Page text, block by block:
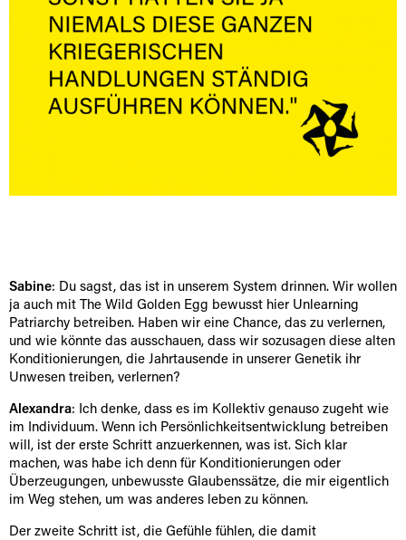
Sabine: Du sagst, das ist in unserem System drinnen. Wir wollen
ja auch mit The Wild Golden Egg bewusst hier Unlearning
Patriarchy betreiben. Haben wir eine Chance, das zu verlernen,
und wie könnte das ausschauen, dass wir sozusagen diese alten
Konditionierungen, die Jahrtausende in unserer Genetik ihr
Unwesen treiben, verlernen?
Alexandra: Ich denke, dass es im Kollektiv genauso zugeht wie
im Individuum. Wenn ich Persönlichkeitsentwicklung betreiben
will, ist der erste Schritt anzuerkennen, was ist. Sich klar
machen, was habe ich denn für Konditionierungen oder
Überzeugungen, unbewusste Glaubenssätze, die mir eigentlich
im Weg stehen, um was anderes leben zu können.
Der zweite Schritt ist, die Gefühle fühlen, die damit